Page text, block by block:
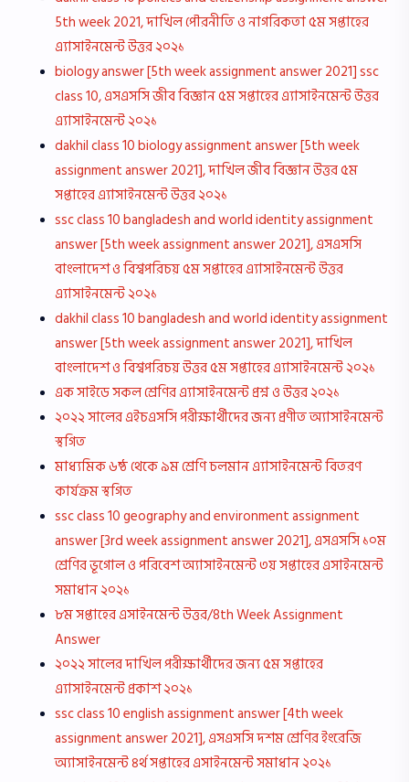
5th week 2021, দাখিল পৌরনীতি ও নাগরিকতা ৫ম সপ্তাহের
এ্যাসাইনমেন্ট উত্তর ২০২১
biology answer [5th week assignment answer 2021] ssc
class 10, এসএসসি জীব বিজ্ঞান ৫ম সপ্তাহের এ্যাসাইনমেন্ট উত্তর
এ্যাসাইনমেন্ট ২০২১
dakhil class 10 biology assignment answer [5th week
assignment answer 2021], দাখিল জীব বিজ্ঞান উত্তর ৫ম
সপ্তাহের এ্যাসাইনমেন্ট উত্তর ২০২১
ssc class 10 bangladesh and world identity assignment
answer [5th week assignment answer 2021], এসএসসি
বাংলাদেশ ও বিশ্বপরিচয় ৫ম সপ্তাহের এ্যাসাইনমেন্ট উত্তর
এ্যাসাইনমেন্ট ২০২১
dakhil class 10 bangladesh and world identity assignment
answer [5th week assignment answer 2021], দাখিল
বাংলাদেশ ও বিশ্বপরিচয় উত্তর ৫ম সপ্তাহের এ্যাসাইনমেন্ট ২০২১
এক সাইডে সকল শ্রেণির এ্যাসাইনমেন্ট প্রশ্ন ও উত্তর ২০২১
২০২২ সালের এইচএসসি পরীক্ষার্থীদের জন্য প্রণীত অ্যাসাইনমেন্ট
স্থগিত
মাধ্যমিক ৬ষ্ঠ থেকে ৯ম শ্রেণি চলমান এ্যাসাইনমেন্ট বিতরণ
কার্যক্রম স্থগিত
ssc class 10 geography and environment assignment
answer [3rd week assignment answer 2021], এসএসসি ১০ম
শ্রেণির ভূগোল ও পরিবেশ অ্যাসাইনমেন্ট ৩য় সপ্তাহের এসাইনমেন্ট
সমাধান ২০২১
৮ম সপ্তাহের এসাইনমেন্ট উত্তর/8th Week Assignment
Answer
২০২২ সালের দাখিল পরীক্ষার্থীদের জন্য ৫ম সপ্তাহের
এ্যাসাইনমেন্ট প্রকাশ ২০২১
ssc class 10 english assignment answer [4th week
assignment answer 2021], এসএসসি দশম শ্রেণির ইংরেজি
অ্যাসাইনমেন্ট ৪র্থ সপ্তাহের এসাইনমেন্ট সমাধান ২০২১